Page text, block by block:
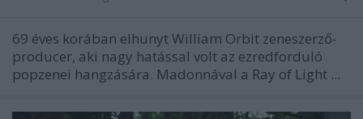
69 éves korában elhunyt William Orbit zeneszerző-
producer, aki nagy hatással volt az ezredforduló
popzenei hangzására. Madonnával a Ray of Light ...